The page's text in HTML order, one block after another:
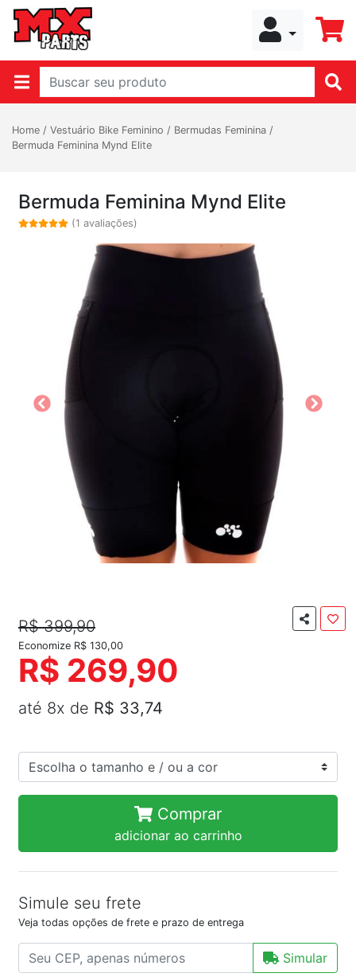
Home / Vestuário Bike Feminino / Bermudas Feminina /
Bermuda Feminina Mynd Elite
Bermuda Feminina Mynd Elite
(1 avaliações)
R$ 399,90
Economize R$ 130,00
R$ 269,90
até 8x de R$ 33,74
Comprar
adicionar ao carrinho
Simule seu frete
Veja todas opções de frete e prazo de entrega
Simular